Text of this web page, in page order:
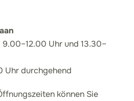
Uhr und 13.30–
Uhr durchgehend
können Sie